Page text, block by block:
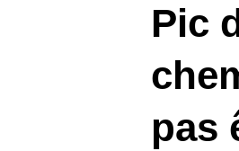
Pic
pas